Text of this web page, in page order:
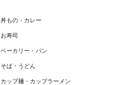
丼もの・カレー
お寿司
ベーカリー・パン
そば・うどん
カップ麺・カップラーメン